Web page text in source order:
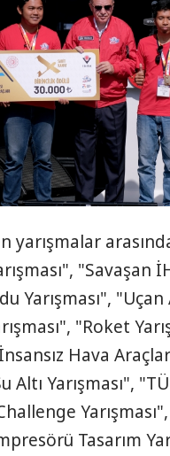
yarışmalar
"Savaşan
Yarışması", "Uçan
"Roket
Hava
Altı Yarışması",
Tasarım